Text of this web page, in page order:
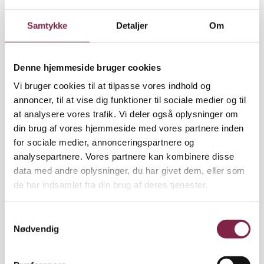
Samtykke Detaljer Om
Denne hjemmeside bruger cookies
Vi bruger cookies til at tilpasse vores indhold og
annoncer, til at vise dig funktioner til sociale medier og til
at analysere vores trafik. Vi deler også oplysninger om
din brug af vores hjemmeside med vores partnere inden
for sociale medier, annonceringspartnere og
analysepartnere. Vores partnere kan kombinere disse
data med andre oplysninger, du har givet dem, eller som
de har indsamlet fra din brug af deres tjenester.
Nødvendig
desuden fællestillidsrepræsentant i kommunen.
Også Betina Lundsgaard fra Nørremarksgårdens
samles med andre tillidsrepræsentanter. Hun skal
hjem og rydde dagsordenen på næste
personalemøde.
"Der hviler et stort ansvar på os
tillidsrepræsentanter, og vi må være med til at få
den viden, vi her deler, bragt videre. Både til mine
kollegaer og til forældre, og vi skal skrive
læserbreve til kommunen," siger Betina Lundsgaard.
medvirke til at skabe fælles fodslag, og vi kræver jo
ikke meget. Bare at vi ikke får flere nedskæringer, så
vi kan lave et ordentligt stykke arbejde," siger hun